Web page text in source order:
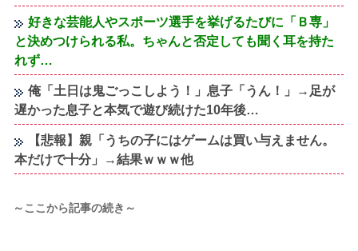
好きな芸能人やスポーツ選手を挙げるたびに「Ｂ専」
と決めつけられる私。ちゃんと否定しても聞く耳を持た
れず…
俺「土日は鬼ごっこしよう！」息子「うん！」→足が
遅かった息子と本気で遊び続けた10年後…
【悲報】親「うちの子にはゲームは買い与えません。
本だけで十分」→結果ｗｗｗ他
～ここから記事の続き～